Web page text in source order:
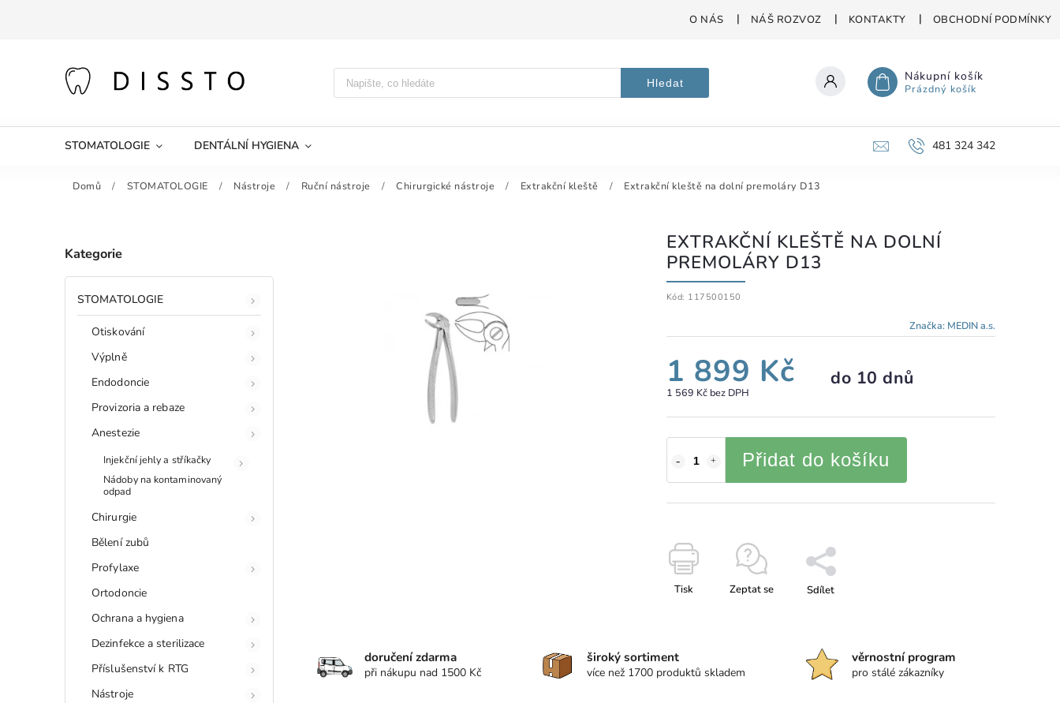
O NÁS NÁŠ ROZVOZ KONTAKTY OBCHODNÍ PODMÍNKY
Hledat Nákupní košík
Prázdný košík
STOMATOLOGIE DENTÁLNÍ HYGIENA 481 324 342
Domů / STOMATOLOGIE / Nástroje / Ruční nástroje / Chirurgické nástroje / Extrakční kleště / Extrakční kleště na dolní premoláry D13
Kategorie
STOMATOLOGIE
Otiskování
Výplně
Endodoncie
Provizoria a rebaze
Anestezie
Injekční jehly a stříkačky
Nádoby na kontaminovaný
odpad
Chirurgie
Bělení zubů
Profylaxe
Ortodoncie
Ochrana a hygiena
Dezinfekce a sterilizace
Příslušenství k RTG
Nástroje
EXTRAKČNÍ KLEŠTĚ NA DOLNÍ
PREMOLÁRY D13
Kód: 117500150
Značka: MEDIN a.s.
1 899 Kč
1 569 Kč bez DPH
do 10 dnů
Přidat do košíku
Tisk Zeptat se Sdílet
doručení zdarma
při nákupu nad 1500 Kč
široký sortiment
více než 1700 produktů skladem
věrnostní program
pro stálé zákazníky